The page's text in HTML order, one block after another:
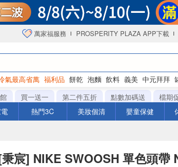
萬家福服務 PROSPERITY PLAZA APP下載
氣最高省萬 福利品 餅乾 泡麵 飲料 義美 中元拜拜
買一送一 第二件五折 點數加碼送
檔期
熱門3C 美妝個清 嬰童保健
宸] NIKE SWOOSH 單色頭帶